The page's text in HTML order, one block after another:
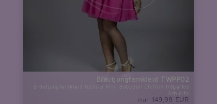
Brautjungfernkleid TWPP02
Brautjungfernkleid fuchsia mini Babydoll Chiffon trägerlos
Schleife
nur 149,99 EUR